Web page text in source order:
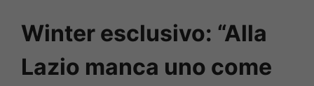
Winter esclusivo: “Alla
Lazio manca uno come